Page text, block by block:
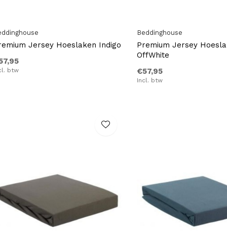
Jersey Hoeslaken Indigo
btw
Beddinghouse
Premium Jersey
OffWhite
€57,95
Incl. btw